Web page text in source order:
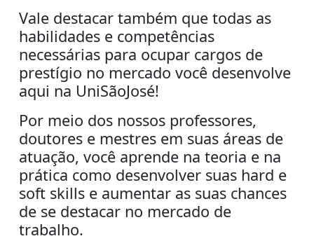
Vale destacar também que todas as
habilidades e competências
necessárias para ocupar cargos de
prestígio no mercado você desenvolve
aqui na UniSãoJosé!
Por meio dos nossos professores,
doutores e mestres em suas áreas de
atuação, você aprende na teoria e na
prática como desenvolver suas hard e
soft skills e aumentar as suas chances
de se destacar no mercado de
trabalho.